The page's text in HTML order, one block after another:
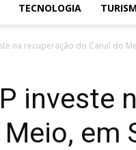
TECNOLOGIA
na recuperação do Canal do
investe
em